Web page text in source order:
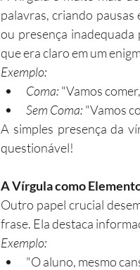
palavras, criando pausas
ou presença
que era claro em um
Exemplo:
Coma: "Vamos
Sem Coma: "Vamos
A simples presença da
questionável!
A Vírgula como
Outro papel crucial
frase. Ela destaca
Exemplo:
"O aluno, mesmo